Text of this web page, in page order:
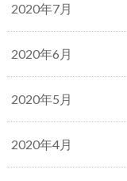
2020年7月
2020年6月
2020年5月
2020年4月